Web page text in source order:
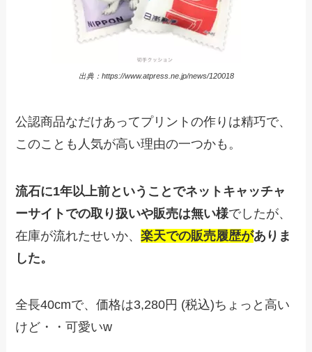
出典：https://www.atpress.ne.jp/news/120018
公認商品なだけあってプリントの作りは精巧で、
このことも人気が高い理由の一つかも。
流石に1年以上前ということでネットキャッチャ
ーサイトでの取り扱いや販売は無い様でしたが、
在庫が流れたせいか、楽天での販売履歴がありま
した。
全長40cmで、価格は3,280円 (税込)ちょっと高い
けど・・可愛いw